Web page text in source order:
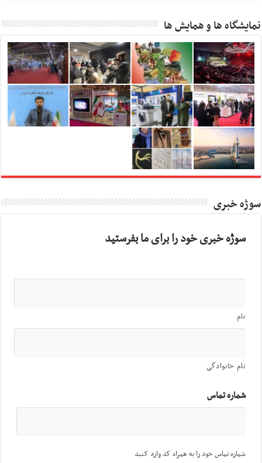
نمایشگاه ها و همایش ها
سوژه خبری
سوژه خبری خود را برای ما بفرستید
نام
نام خانوادگی
شماره تماس
شماره تماس خود را به همراه کد وارد کنید